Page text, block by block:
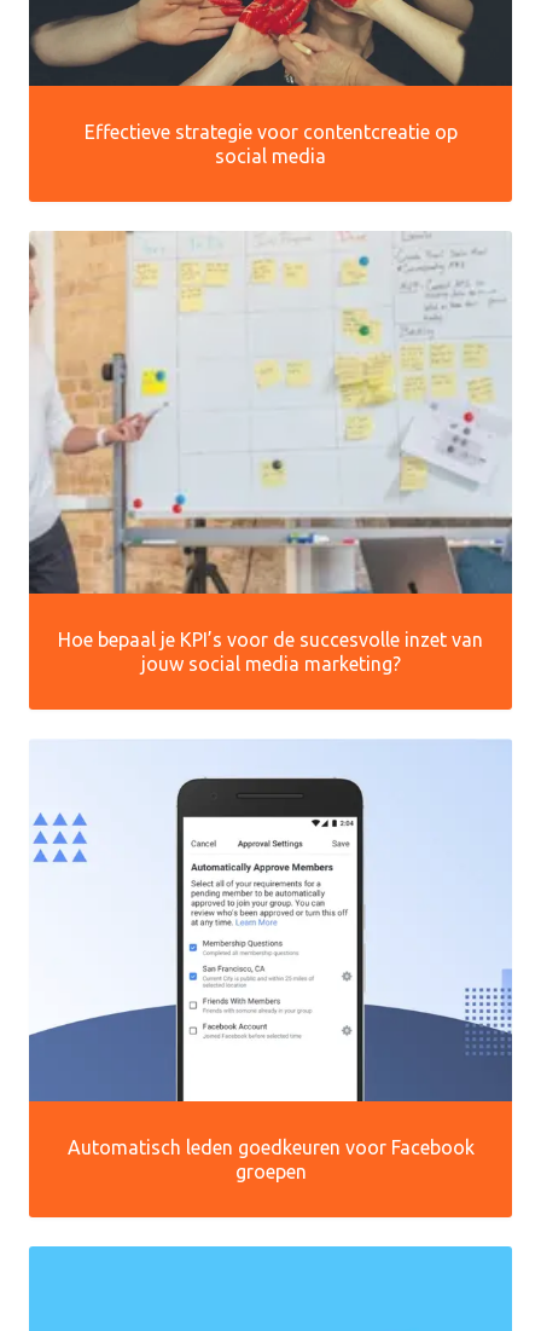
Effectieve strategie voor contentcreatie op
social media
Hoe bepaal je KPI’s voor de succesvolle inzet van
jouw social media marketing?
Automatisch leden goedkeuren voor Facebook
groepen